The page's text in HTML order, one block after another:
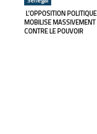
L’OPPOSITION POLITIQUE
MOBILISE MASSIVEMENT
CONTRE LE POUVOIR